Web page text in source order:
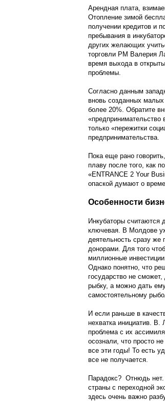
Арендная плата,
Отопление зимой
получении кредитов и
пребывания в
других желающих
торговли РМ Валерия
время выхода в
проблемы.
Согласно данным
вновь созданных
более 20%. Обратите
только «пережитки
предпринимательства.
Пока еще рано
плаву после того, как
«ENTRANCE 2 Your
опаской думают о
Особенности
Инкубаторы считаются
ключевая. В Молдове
деятельность сразу
донорами. Для того
миллионные
Однако понятно, что
государство не
рыбку, а можно дать
самостоятельному
И если раньше в
нехватка инициатив. В.
проблема с их
осознали, что просто
все эти годы! То есть
все не получается.
Парадокс? Отнюдь
страны с переходной
здесь очень важно